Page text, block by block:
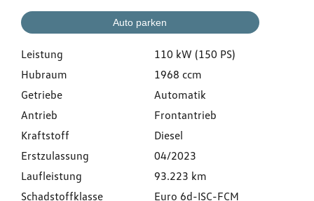
Auto parken
Leistung
110 kW (150 PS)
Hubraum
1968 ccm
Getriebe
Automatik
Antrieb
Frontantrieb
Kraftstoff
Diesel
Erstzulassung
04/2023
Laufleistung
93.223 km
Schadstoffklasse
Euro 6d-ISC-FCM